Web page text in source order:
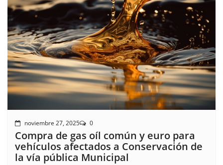
noviembre 27, 2025 0
Compra de gas oíl común y euro para
vehículos afectados a Conservación de
la vía pública Municipal